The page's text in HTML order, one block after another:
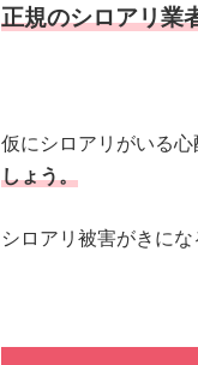
正規のシロアリ業
仮にシロアリがいる心
しょう。
シロアリ被害がきに